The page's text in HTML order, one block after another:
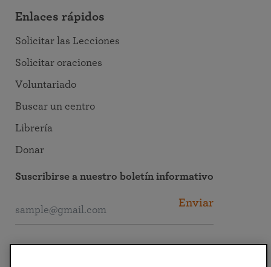
Enlaces rápidos
Solicitar las Lecciones
Solicitar oraciones
Voluntariado
Buscar un centro
Librería
Donar
Suscribirse a nuestro boletín informativo
Enviar